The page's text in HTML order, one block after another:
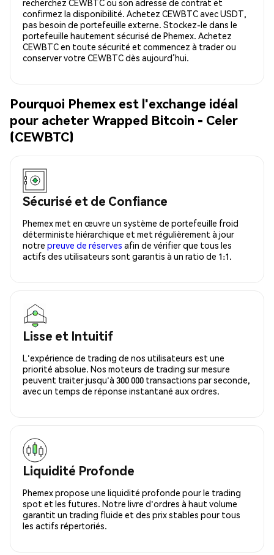
recherchez CEWBTC ou son adresse de contrat et
confirmez la disponibilité. Achetez CEWBTC avec USDT,
pas besoin de portefeuille externe. Stockez-le dans le
portefeuille hautement sécurisé de Phemex. Achetez
CEWBTC en toute sécurité et commencez à trader ou
conserver votre CEWBTC dès aujourd’hui.
Pourquoi Phemex est l'exchange idéal
pour acheter Wrapped Bitcoin - Celer
(CEWBTC)
Sécurisé et de Confiance
Phemex met en œuvre un système de portefeuille froid
déterministe hiérarchique et met régulièrement à jour
notre preuve de réserves afin de vérifier que tous les
actifs des utilisateurs sont garantis à un ratio de 1:1.
Lisse et Intuitif
L'expérience de trading de nos utilisateurs est une
priorité absolue. Nos moteurs de trading sur mesure
peuvent traiter jusqu'à 300 000 transactions par seconde,
avec un temps de réponse instantané aux ordres.
Liquidité Profonde
Phemex propose une liquidité profonde pour le trading
spot et les futures. Notre livre d'ordres à haut volume
garantit un trading fluide et des prix stables pour tous
les actifs répertoriés.